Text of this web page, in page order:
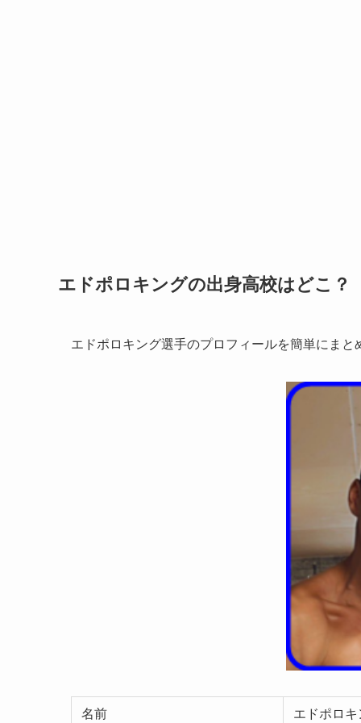
エドポロキングの出身高校はどこ？
エドポロキング選手のプロフィールを簡単にまと
名前 エドポロキ